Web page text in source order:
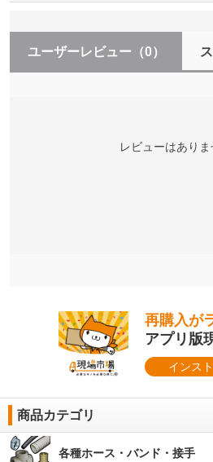
ユーザーレビュー （0）
レビューはありま
再購入が
アプリ版
インス
商品カテゴリ
各種ホース・バンド・接手